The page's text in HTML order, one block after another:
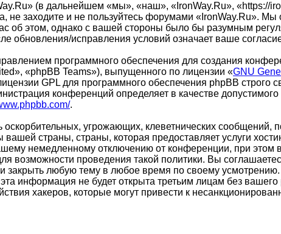
(в дальнейшем «мы», «наш», «IronWay.Ru», «https://
не заходите и не пользуйтесь форумами «IronWay.Ru».
об этом, однако с вашей стороны было бы разумным
обновления/исправления условий означает ваше
программного обеспечения для создания
«phpBB Teams»), выпущенного по лицензии «GNU
GPL для программного обеспечения phpBB
конференций определяет в качестве
.
угрожающих, клеветнических
вашей страны, страны, которая предоставляет услуги
немедленному отключению от конференции, при
возможности проведения такой политики. Вы
закрыть любую тему в любое время по своему
информация не будет открыта третьим лицам без
хакеров, которые могут привести к